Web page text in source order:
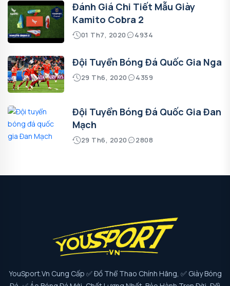
Đánh Giá Chi Tiết Mẫu Giày
Kamito Cobra 2
01 Th7, 2020 4934
Đội Tuyển Bóng Đá Quốc Gia Nga
29 Th6, 2020 4359
Đội Tuyển Bóng Đá Quốc Gia Đan
Mạch
29 Th6, 2020 2808
YouSport.vn Cung Cấp ✅ Đồ Thể Thao Chính Hãng, ✅ Giày Bóng